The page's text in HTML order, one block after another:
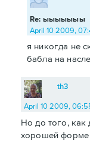
Re: ыыыыыыы
April 10 2009,
я никогда не
бабла на
th3
April 10 2009,
Но до того, как
хорошей форме